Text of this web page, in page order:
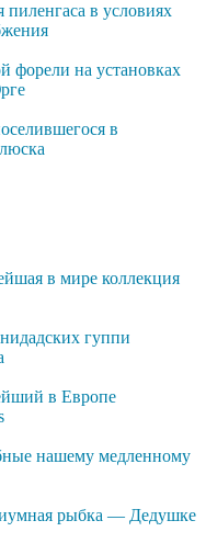
в условиях
форели на установках
в
в мире коллекция
гуппи
в Европе
нашему медленному
рыбка — Дедушке